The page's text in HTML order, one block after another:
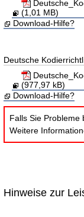
(1,01 MB)
Download-Hilfe?
Deutsche
(977,97 kB)
Download-Hilfe?
Falls Sie Probleme
Weitere
Hinweise zur